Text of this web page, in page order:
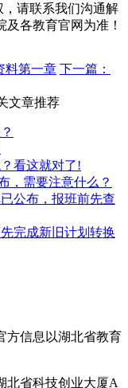
请联系我们沟通解
各教育官网为准！
料第一章 下一篇：
文章推荐
看这就对了!
，需要注意什么？
公布，报班前先查
完成新旧计划转换
方信息以湖北省教育
北省科技创业大厦A